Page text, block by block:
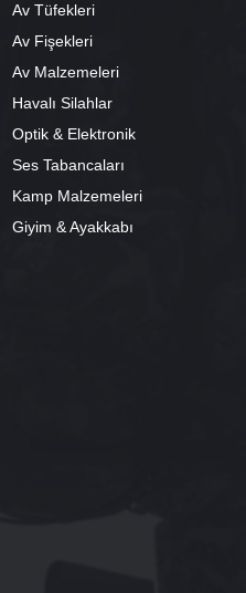
Av Tüfekleri
Av Fişekleri
Av Malzemeleri
Havalı Silahlar
Optik & Elektronik
Ses Tabancaları
Kamp Malzemeleri
Giyim & Ayakkabı